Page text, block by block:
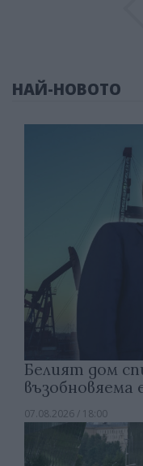
НАЙ-НОВОТО
Белият дом
възобновяема
07.08.2026 / 18:00